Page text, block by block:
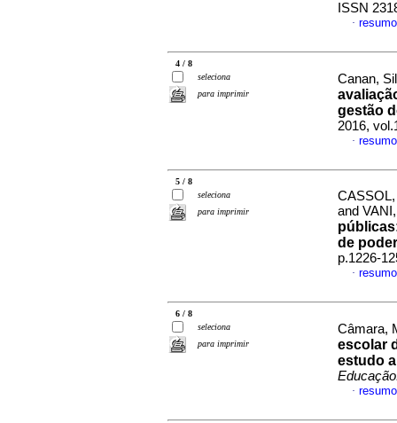
ISSN
·
4 / 8
seleciona
para imprimir
Canan,
gestão
2016,
·
5 / 8
seleciona
para imprimir
and
de poder
p.1226-
·
6 / 8
seleciona
para imprimir
Câmara,
escolar
estudo
·